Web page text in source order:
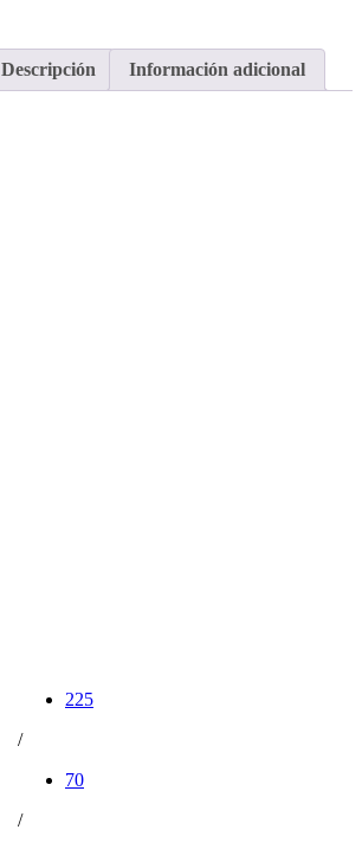
Descripción Información adicional
225
/
70
/